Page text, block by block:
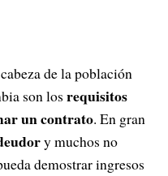
de la población
son los requisitos
un contrato. En gran
y muchos no
demostrar ingresos